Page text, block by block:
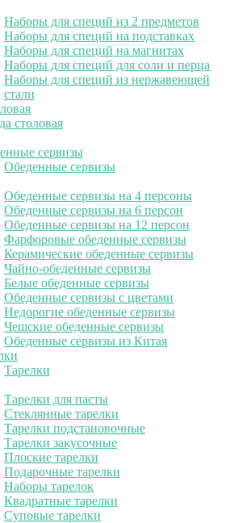
Наборы для специй из 2 предметов
Наборы для специй на подставках
Наборы для специй на магнитах
Наборы для специй для соли и перца
Наборы для специй из нержавеющей
стали
столовая
сервизы
Обеденные сервизы
Обеденные сервизы на 4 персоны
Обеденные сервизы на 6 персон
Обеденные сервизы на 12 персон
Фарфоровые обеденные сервизы
Керамические обеденные сервизы
Чайно-обеденные сервизы
Белые обеденные сервизы
Обеденные сервизы с цветами
Недорогие обеденные сервизы
Чешские обеденные сервизы
Обеденные сервизы из Китая
Тарелки
Тарелки для пасты
Стеклянные тарелки
Тарелки подстановочные
Тарелки закусочные
Плоские тарелки
Подарочные тарелки
Наборы тарелок
Квадратные тарелки
Суповые тарелки